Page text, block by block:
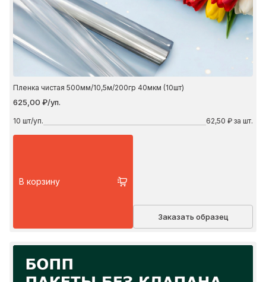
Пленка чистая 500мм/10,5м/200гр 40мкм (10шт)
625,00 ₽/уп.
10 шт/уп. 62,50 ₽ за шт.
В корзину
Заказать образец